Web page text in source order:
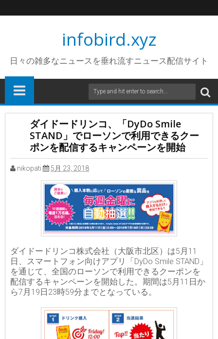
infobird.xyz
日々の雑多なニュースを垂れ流すニュース配信サイト
ダイドードリンコ、「DyDo Smile
STAND」でローソンで利用できるクー
ポンを配信するキャンペーンを開始
nikopati 5月 23, 2018
ダイドードリンコ株式会社（大阪市北区）は5月11
日、スマートフォン向けアプリ「DyDo Smile STAND」
を通じて、全国のローソンで利用できるクーポンを
配信するキャンペーンを開始した。期間は5月11日か
ら7月19日23時59分までとなっている。